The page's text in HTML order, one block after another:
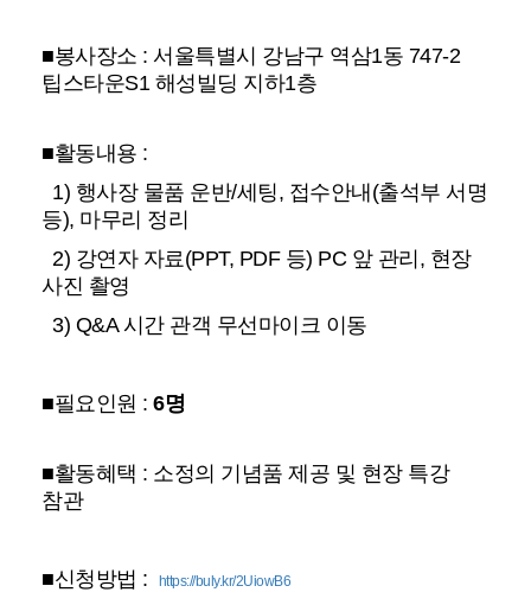
■봉사장소 : 서울특별시 강남구 역삼1동 747-2
팁스타운S1 해성빌딩 지하1층
■활동내용 :
1) 행사장 물품 운반/세팅, 접수안내(출석부 서명
등), 마무리 정리
2) 강연자 자료(PPT, PDF 등) PC 앞 관리, 현장
사진 촬영
3) Q&A 시간 관객 무선마이크 이동
■필요인원 :6명
■활동혜택 : 소정의 기념품 제공 및 현장 특강
참관
■신청방법 : https://buly.kr/2UiowB6